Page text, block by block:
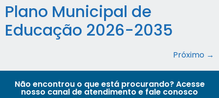
Plano Municipal de
Educação 2026-2035
Próximo →
Não encontrou o que está procurando? Acesse
nosso canal de atendimento e fale conosco